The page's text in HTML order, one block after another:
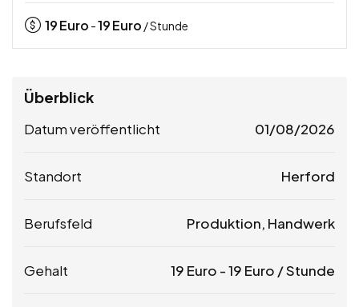
19Euro -19Euro / Stunde
Überblick
Datum veröffentlicht 01/08/2026
Standort Herford
Berufsfeld Produktion, Handwerk
Gehalt 19 Euro -19 Euro / Stunde